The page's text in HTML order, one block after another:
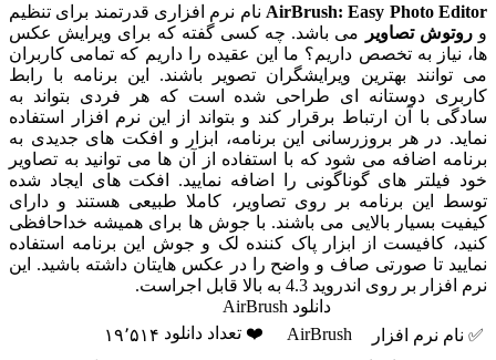
AirBrush: Easy Photoنام نرم افزاری قدرتمند برای تنظیم
تصاویرمی باشد. چه کسی گفته که برای ویرایش عکس
به تخصص داریم؟ ما این عقیده را داریم که تمامی کاربران
بهترین ویرایشگران تصویر باشند. این برنامه با رابط
دوستانه ای طراحی شده است که هر فردی بتواند به
با آن ارتباط برقرار کند و بتواند از این نرم افزار استفاده
در هر بروزرسانی این برنامه، ابزار و افکت های جدیدی به
اضافه می شود که با استفاده از آن ها می توانید به تصاویر
های گوناگونی را اضافه نمایید. افکت های ایجاد شده
برنامه بر روی تصاویر، کاملا طبیعی هستند و دارای
بسیار بالایی می باشند. با جوش ها برای همیشه خداحافظی
کافیست از ابزار پاک کننده لک و جوش این برنامه استفاده
تا صورتی صاف و واضح را در عکس هایتان داشته باشید. این
روی اندروید 4.3 به بالا قابل اجراست.
نرم افزار
AirBrush ❤️ تعداد دانلود ۱۹٬۵۱۴